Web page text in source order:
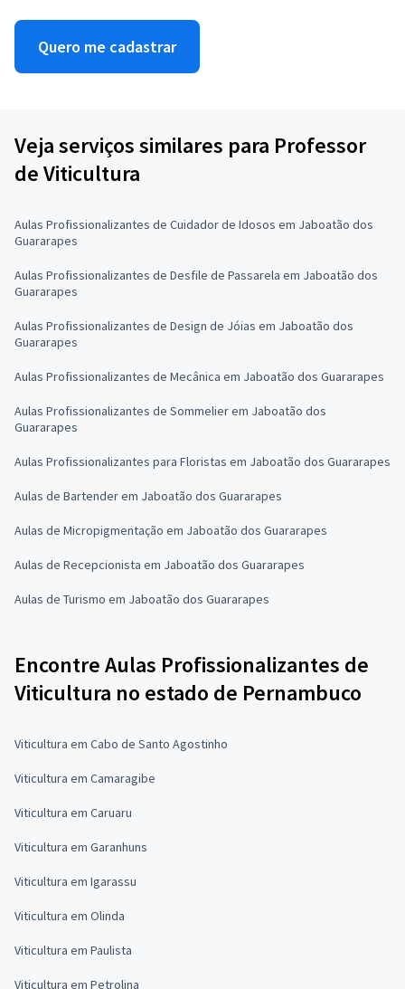
Quero me cadastrar
Veja serviços similares para Professor
de Viticultura
Aulas Profissionalizantes de Cuidador de Idosos em Jaboatão dos
Guararapes
Aulas Profissionalizantes de Desfile de Passarela em Jaboatão dos
Guararapes
Aulas Profissionalizantes de Design de Jóias em Jaboatão dos
Guararapes
Aulas Profissionalizantes de Mecânica em Jaboatão dos Guararapes
Aulas Profissionalizantes de Sommelier em Jaboatão dos
Guararapes
Aulas Profissionalizantes para Floristas em Jaboatão dos Guararapes
Aulas de Bartender em Jaboatão dos Guararapes
Aulas de Micropigmentação em Jaboatão dos Guararapes
Aulas de Recepcionista em Jaboatão dos Guararapes
Aulas de Turismo em Jaboatão dos Guararapes
Encontre Aulas Profissionalizantes de
Viticultura no estado de Pernambuco
Viticultura em Cabo de Santo Agostinho
Viticultura em Camaragibe
Viticultura em Caruaru
Viticultura em Garanhuns
Viticultura em Igarassu
Viticultura em Olinda
Viticultura em Paulista
Viticultura em Petrolina